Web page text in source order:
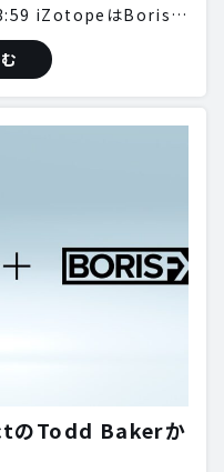
iZotopeはBoris…
Todd Bakerか